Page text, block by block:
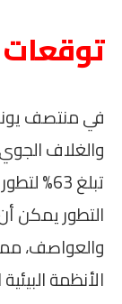
توقعات
في منتصف
تبلغ
التطور يمكن
والعواصف،
الأنظمة